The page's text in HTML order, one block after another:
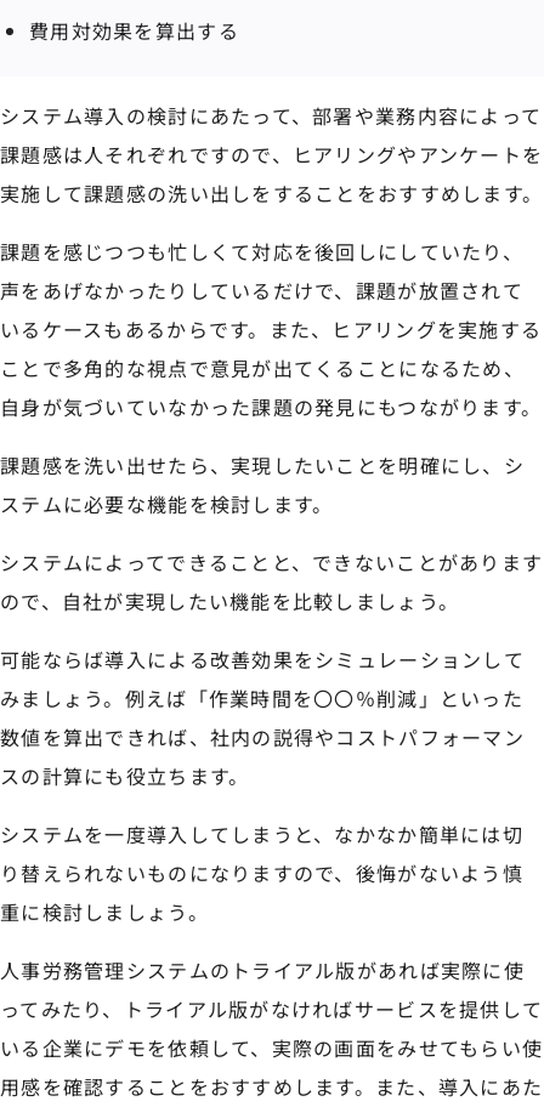
費用対効果を算出する
システム導入の検討にあたって、部署や業務内容によって
課題感は人それぞれですので、ヒアリングやアンケートを
実施して課題感の洗い出しをすることをおすすめします。
課題を感じつつも忙しくて対応を後回しにしていたり、
声をあげなかったりしているだけで、課題が放置されて
いるケースもあるからです。また、ヒアリングを実施する
ことで多角的な視点で意見が出てくることになるため、
自身が気づいていなかった課題の発見にもつながります。
課題感を洗い出せたら、実現したいことを明確にし、シ
ステムに必要な機能を検討します。
システムによってできることと、できないことがあります
ので、自社が実現したい機能を比較しましょう。
可能ならば導入による改善効果をシミュレーションして
みましょう。例えば「作業時間を〇〇％削減」といった
数値を算出できれば、社内の説得やコストパフォーマン
スの計算にも役立ちます。
システムを一度導入してしまうと、なかなか簡単には切
り替えられないものになりますので、後悔がないよう慎
重に検討しましょう。
人事労務管理システムのトライアル版があれば実際に使
ってみたり、トライアル版がなければサービスを提供して
いる企業にデモを依頼して、実際の画面をみせてもらい使
用感を確認することをおすすめします。また、導入にあた